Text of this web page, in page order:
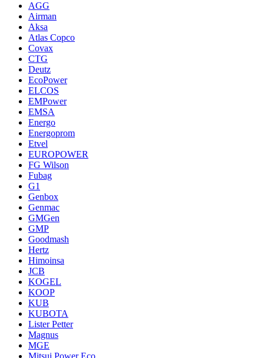
AGG
Airman
Aksa
Atlas Copco
Covax
CTG
Deutz
EcoPower
ELCOS
EMPower
EMSA
Energo
Energoprom
Etvel
EUROPOWER
FG Wilson
Fubag
G1
Genbox
Genmac
GMGen
GMP
Goodmash
Hertz
Himoinsa
JCB
KOGEL
KOOP
KUB
KUBOTA
Lister Petter
Magnus
MGE
Mitsui Power Eco